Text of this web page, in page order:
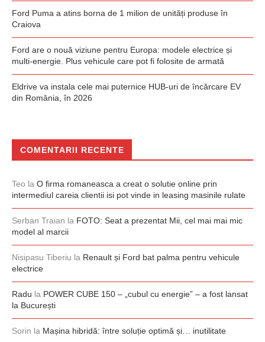
Ford Puma a atins borna de 1 milion de unități produse în
Craiova
Ford are o nouă viziune pentru Europa: modele electrice și
multi-energie. Plus vehicule care pot fi folosite de armată
Eldrive va instala cele mai puternice HUB-uri de încărcare EV
din România, în 2026
COMENTARII RECENTE
Teo la O firma romaneasca a creat o solutie online prin
intermediul careia clientii isi pot vinde in leasing masinile rulate
Serban Traian la FOTO: Seat a prezentat Mii, cel mai mai mic
model al marcii
Nisipasu Tiberiu la Renault și Ford bat palma pentru vehicule
electrice
Radu la POWER CUBE 150 – „cubul cu energie” – a fost lansat
la București
Sorin la Mașina hibridă: între soluție optimă și… inutilitate